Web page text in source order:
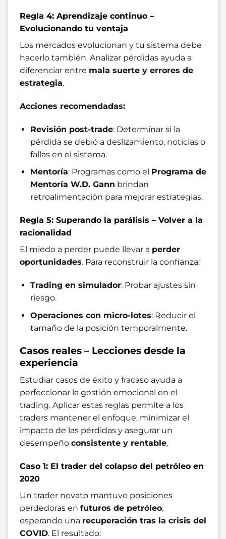
Regla 4: Aprendizaje continuo –
Evolucionando tu ventaja
Los mercados evolucionan y tu sistema debe
hacerlo también. Analizar pérdidas ayuda a
diferenciar entre mala suerte y errores de
estrategia.
Acciones recomendadas:
Revisión post-trade: Determinar si la
pérdida se debió a deslizamiento, noticias o
fallas en el sistema.
Mentoría: Programas como el Programa de
Mentoría W.D. Gann brindan
retroalimentación para mejorar estrategias.
Regla 5: Superando la parálisis – Volver a la
racionalidad
El miedo a perder puede llevar a perder
oportunidades. Para reconstruir la confianza:
Trading en simulador: Probar ajustes sin
riesgo.
Operaciones con micro-lotes: Reducir el
tamaño de la posición temporalmente.
Casos reales – Lecciones desde la
experiencia
Estudiar casos de éxito y fracaso ayuda a
perfeccionar la gestión emocional en el
trading. Aplicar estas reglas permite a los
traders mantener el enfoque, minimizar el
impacto de las pérdidas y asegurar un
desempeño consistente y rentable.
Caso 1: El trader del colapso del petróleo en
2020
Un trader novato mantuvo posiciones
perdedoras en futuros de petróleo,
esperando una recuperación tras la crisis del
COVID. El resultado: